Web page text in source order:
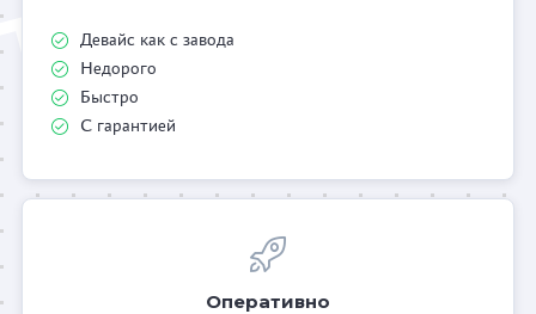
Девайс как с завода
Недорого
Быстро
С гарантией
Оперативно